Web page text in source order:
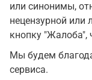
или синонимы,
нецензурной или
кнопку "Жалоба",
Мы будем
сервиса.